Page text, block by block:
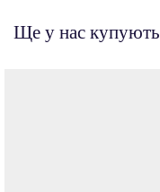
Ще у нас купують